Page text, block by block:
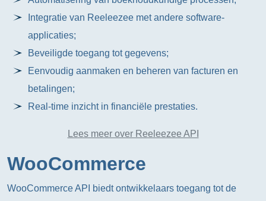
Integratie van Reeleezee met andere software-
applicaties;
Beveiligde toegang tot gegevens;
Eenvoudig aanmaken en beheren van facturen en
betalingen;
Real-time inzicht in financiële prestaties.
Lees meer over Reeleezee API
WooCommerce
WooCommerce API biedt ontwikkelaars toegang tot de